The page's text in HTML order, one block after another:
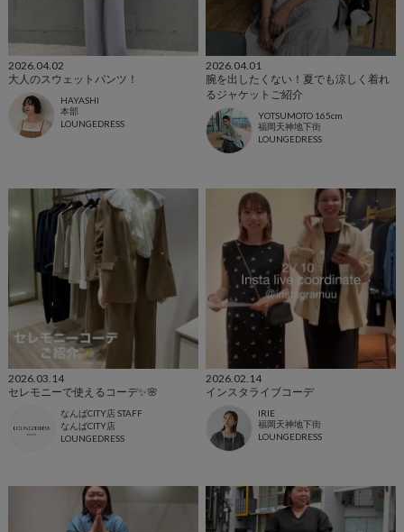
2026.04.02
大人のスウェットパンツ！
HAYASHI
本部
LOUNGEDRESS
2026.04.01
腕を出したくない！夏でも涼しく着れ
るジャケットご紹介
YOTSUMOTO 165cm
福岡天神地下街
LOUNGEDRESS
2026.03.14
セレモニーで使えるコーデ✨🌸
なんばCITY店 STAFF
なんばCITY店
LOUNGEDRESS
2026.02.14
インスタライブコーデ
IRIE
福岡天神地下街
LOUNGEDRESS